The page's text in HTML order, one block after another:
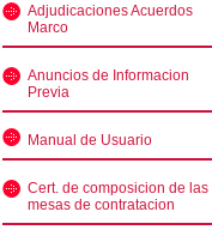
Adjudicaciones Acuerdos
Marco
Anuncios de Informacion
Previa
Manual de Usuario
Cert. de composicion de las
mesas de contratacion